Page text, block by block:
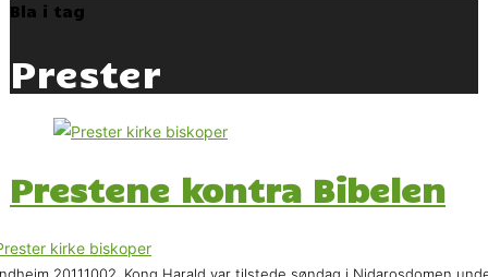
Bla i tag
Prester
Prestene kontra Bibelen